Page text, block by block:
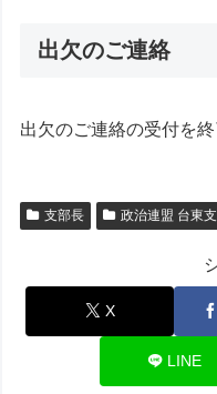
出欠のご連絡
出欠のご連絡の受付を終
支部長 政治連盟 台東
X
LINE